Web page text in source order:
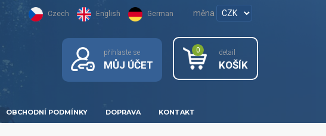
Czech English German měna
přihlaste se
MŮJ ÚČET
0 detail
KOŠÍK
OBCHODNÍ PODMÍNKY DOPRAVA KONTAKT